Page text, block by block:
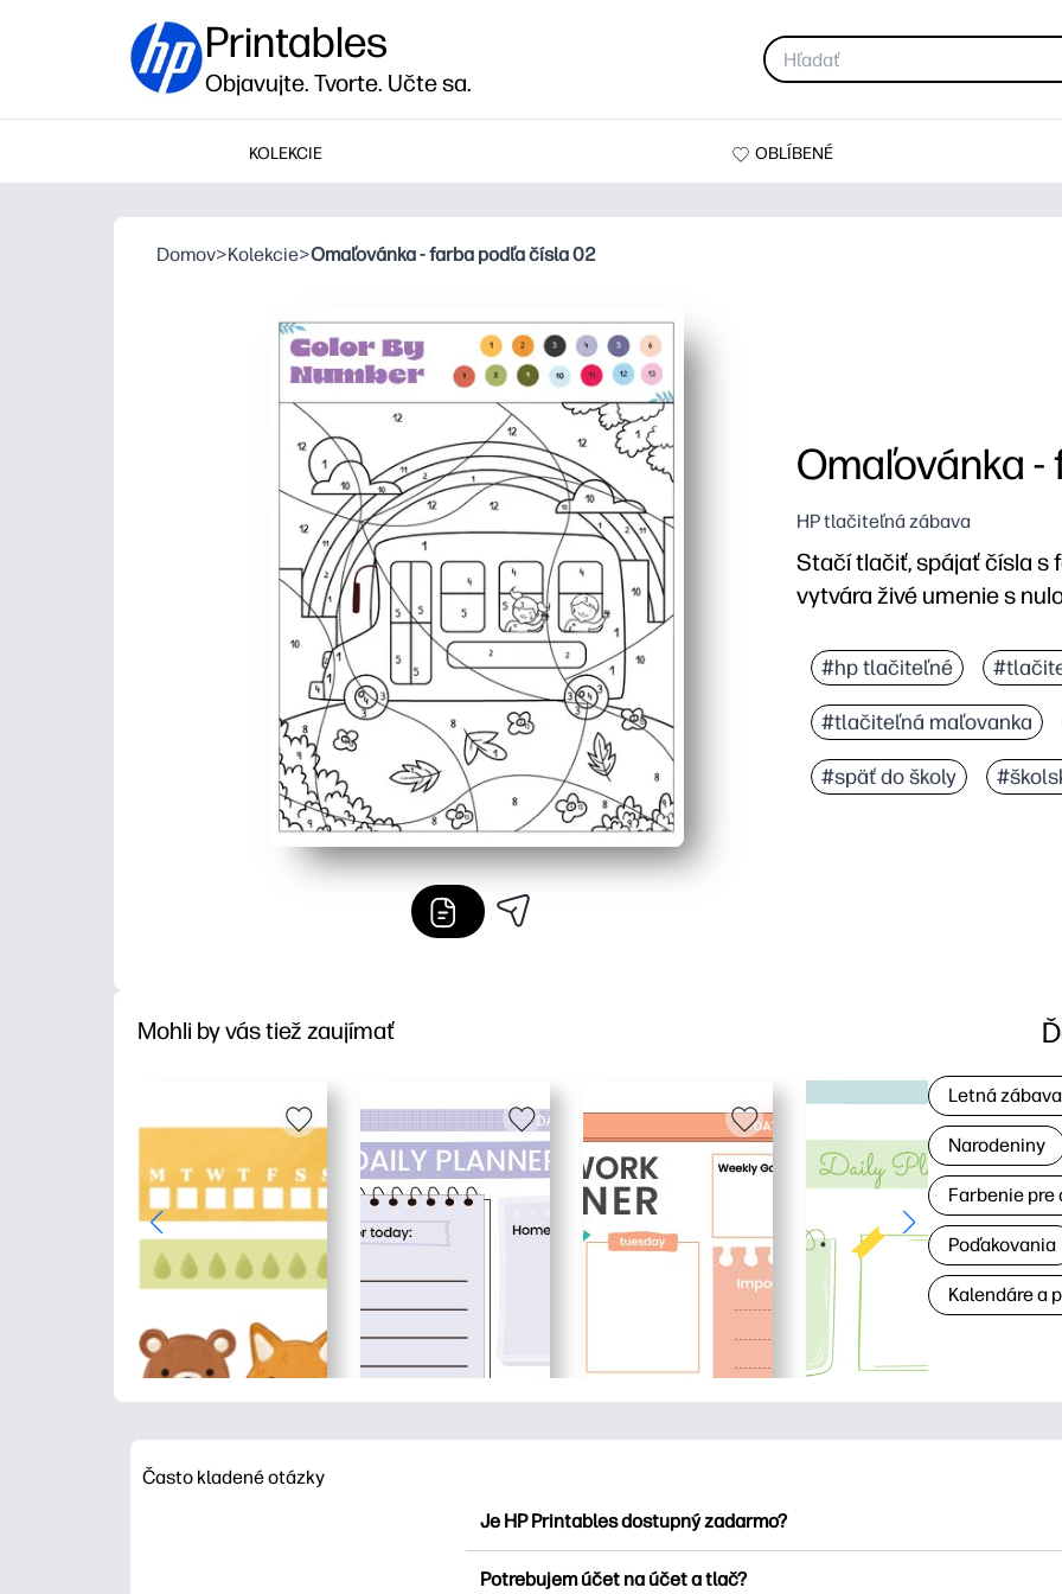
Printables
Objavujte. Tvorte. Učte sa.
KOLEKCIE OBLÍBENÉ
Domov>Kolekcie>Omaľovánka - farba podľa čísla 02
Omaľovánka
HP tlačiteľná zábava
Stačí tlačiť, spájať čísla s
vytvára živé umenie s
Buduje rozpoznávanie
Samokontrolujúci
Pohodlie pre tlač a
Zvyšuje dôveru, keď
#hp tlačiteľné
#tlačiteľná maľovanka
#späť do školy
Mohli by vás tiež zaujímať
Letná zábava
Narodeniny
Farbenie pre
Poďakovania
Kalendáre a
Často kladené otázky
Je HP Printables dostupný zadarmo?
Potrebujem účet na účet a tlač?